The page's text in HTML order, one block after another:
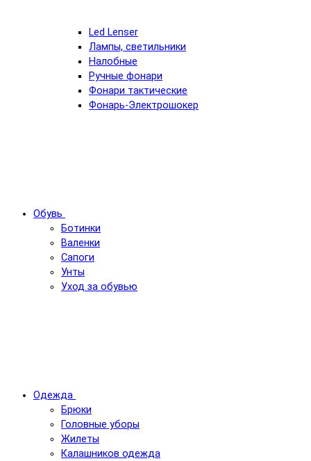
Led Lenser
Лампы, светильники
Налобные
Ручные фонари
Фонари тактические
Фонарь-Электрошокер
Обувь
Ботинки
Валенки
Сапоги
Унты
Уход за обувью
Одежда
Брюки
Головные уборы
Жилеты
Калашников одежда